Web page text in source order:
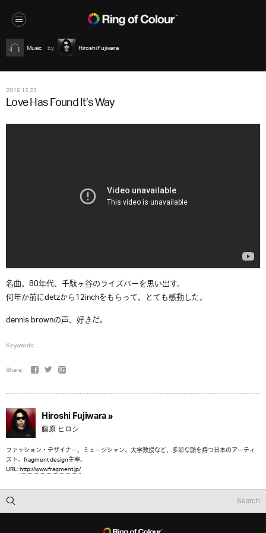
Music Hiroshi Fujiwara
2016.12.23
Love Has Found It’s Way
名曲。80年代、千駄ヶ谷のライズバーを思い出す。
何年か前にdetzから12inchをもらって、とても感動した。
dennis brownの声、好きだ。
Keywords:
Share:
Hiroshi Fujiwara »
藤原 ヒロシ
ファッション・デザイナー、ミュージシャン、大学教授など、多彩な顔を持つ日本のアーティ
スト。fragment design主宰。
URL:http://www.fragment.jp/